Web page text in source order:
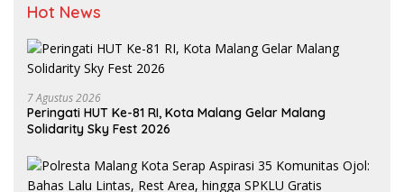
Hot News
7 Agustus 2026
Peringati HUT Ke-81 RI, Kota Malang Gelar Malang
Solidarity Sky Fest 2026